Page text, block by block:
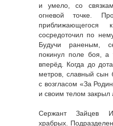
и умело, со
огневой точке.
приближающегося
сосредоточил по
Будучи раненым,
покинул поле боя, а
вперёд. Когда до
метров, славный сын
с возгласом «За
и своим телом закрыл
Сержант Зайцев
храбрых.